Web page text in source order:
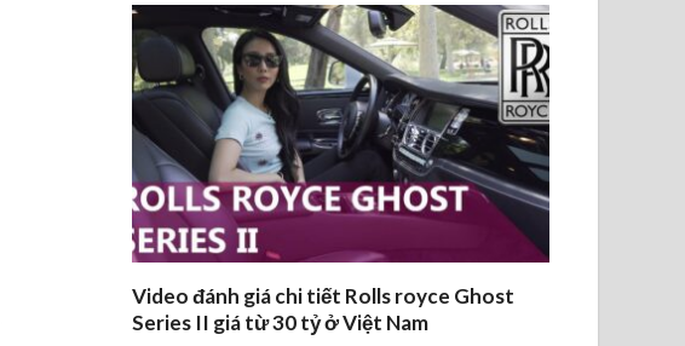
Video đánh giá chi tiết Rolls royce Ghost
Series II giá từ 30 tỷ ở Việt Nam